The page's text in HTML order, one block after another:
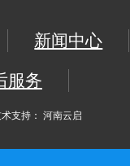
新闻中心
服务
支持： 河南云启